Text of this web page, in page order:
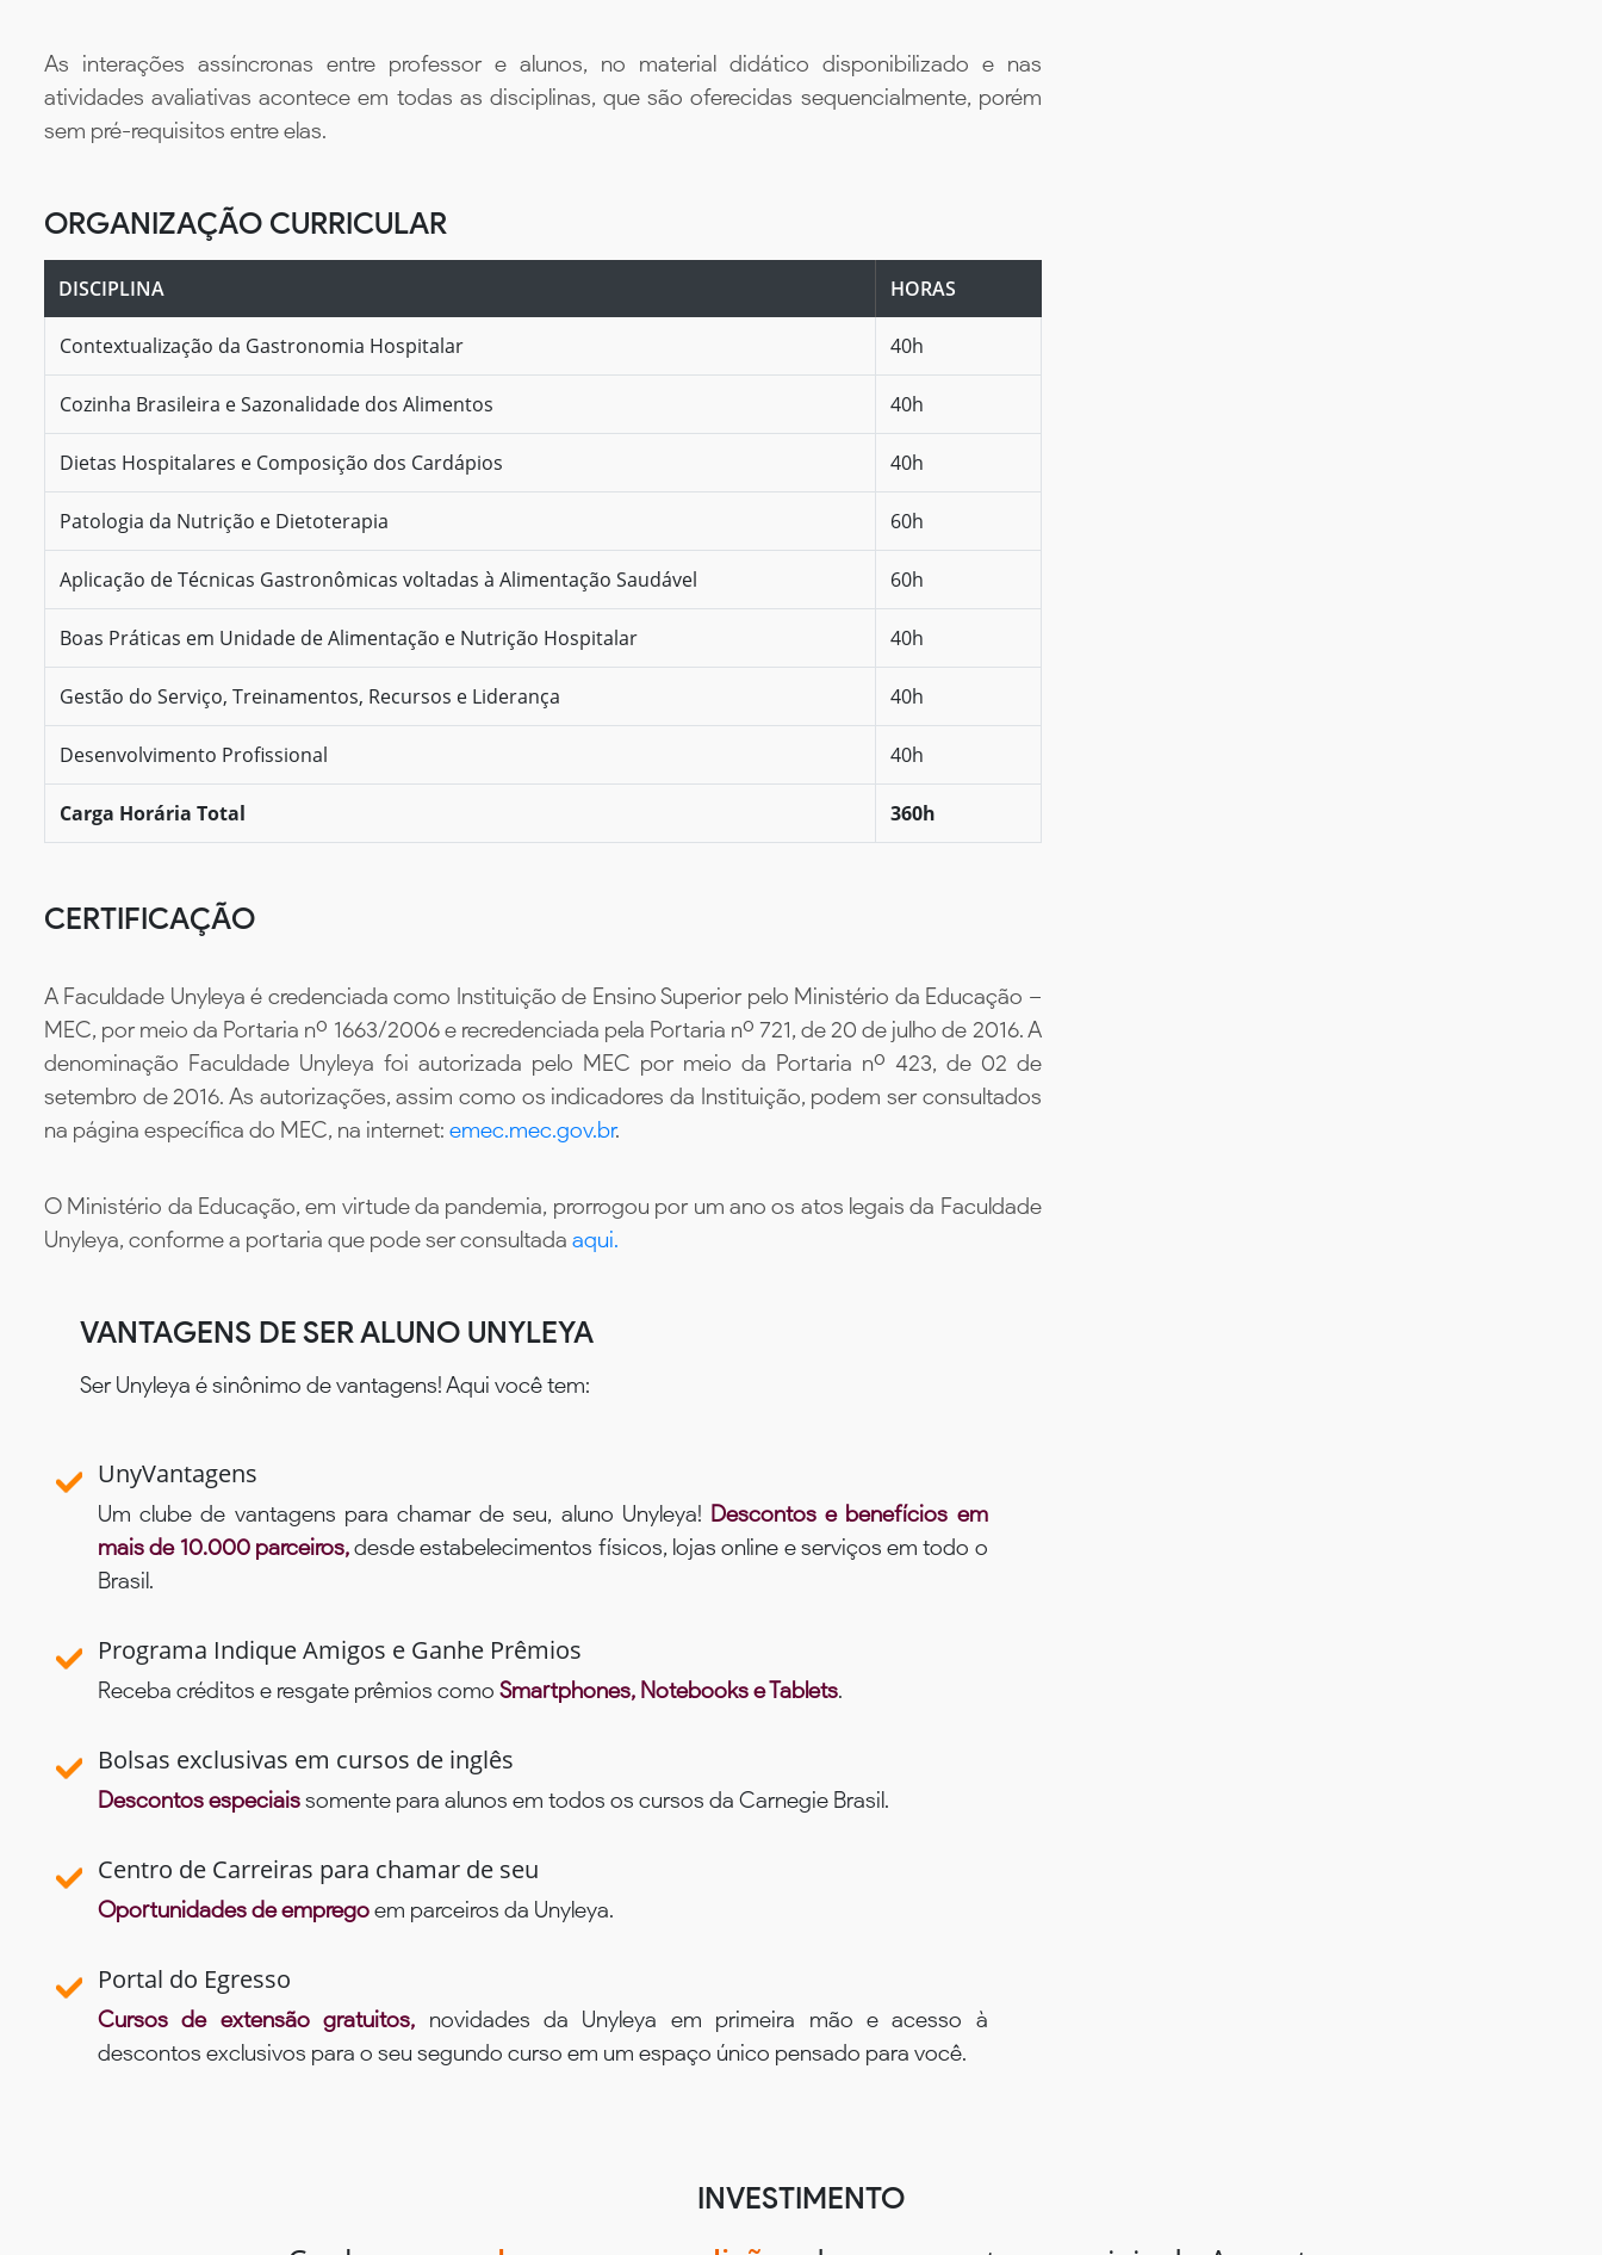
As interações assíncronas entre professor e alunos, no material didático disponibilizado e nas
atividades avaliativas acontece em todas as disciplinas, que são oferecidas sequencialmente, porém
sem pré-requisitos entre elas.
ORGANIZAÇÃO CURRICULAR
DISCIPLINA HORAS
Contextualização da Gastronomia Hospitalar 40h
Cozinha Brasileira e Sazonalidade dos Alimentos 40h
Dietas Hospitalares e Composição dos Cardápios 40h
Patologia da Nutrição e Dietoterapia 60h
Aplicação de Técnicas Gastronômicas voltadas à Alimentação Saudável 60h
Boas Práticas em Unidade de Alimentação e Nutrição Hospitalar 40h
Gestão do Serviço, Treinamentos, Recursos e Liderança 40h
Desenvolvimento Profissional 40h
Carga Horária Total 360h
CERTIFICAÇÃO
A Faculdade Unyleya é credenciada como Instituição de Ensino Superior pelo Ministério da Educação –
MEC, por meio da Portaria nº 1663/2006 e recredenciada pela Portaria nº 721, de 20 de julho de 2016. A
denominação Faculdade Unyleya foi autorizada pelo MEC por meio da Portaria nº 423, de 02 de
setembro de 2016. As autorizações, assim como os indicadores da Instituição, podem ser consultados
na página específica do MEC, na internet: emec.mec.gov.br.
O Ministério da Educação, em virtude da pandemia, prorrogou por um ano os atos legais da Faculdade
Unyleya, conforme a portaria que pode ser consultada aqui.
VANTAGENS DE SER ALUNO UNYLEYA
Ser Unyleya é sinônimo de vantagens! Aqui você tem:
UnyVantagens
Um clube de vantagens para chamar de seu, aluno Unyleya! Descontos e benefícios em
mais de 10.000 parceiros,desde estabelecimentos físicos, lojas online e serviços em todo o
Brasil.
Programa Indique Amigos e Ganhe Prêmios
Receba créditos e resgate prêmios como Smartphones, Notebooks e Tablets.
Bolsas exclusivas em cursos de inglês
Descontos especiaissomente para alunos em todos os cursos da Carnegie Brasil.
Centro de Carreiras para chamar de seu
Oportunidades de empregoem parceiros da Unyleya.
Portal do Egresso
Cursos de extensão gratuitos, novidades da Unyleya em primeira mão e acesso à
descontos exclusivos para o seu segundo curso em um espaço único pensado para você.
INVESTIMENTO